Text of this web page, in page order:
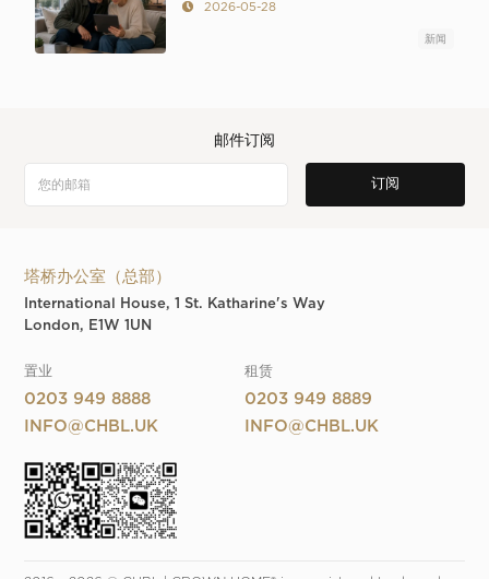
2026-05-28
新闻
邮件订阅
塔桥办公室（总部）
International House, 1 St. Katharine's Way
London, E1W 1UN
置业
0203 949 8888
INFO@CHBL.UK
租赁
0203 949 8889
INFO@CHBL.UK